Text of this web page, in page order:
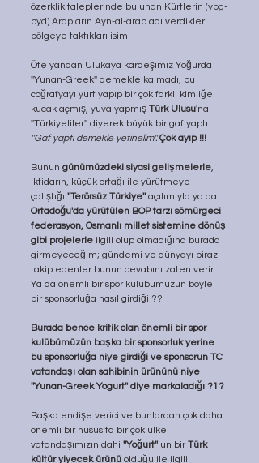
özerklik taleplerinde bulunan Kürtlerin (ypg-
pyd) Arapların Ayn-al-arab adı verdikleri
bölgeye taktıkları isim.
Öte yandan Ulukaya kardeşimiz Yoğurda
''Yunan-Greek'' demekle kalmadı; bu
coğrafyayı yurt yapıp bir çok farklı kimliğe
kucak açmış, yuva yapmış Türk Ulusu'na
''Türkiyeliler'' diyerek büyük bir gaf yaptı.
''Gaf yaptı demekle yetinelim''. Çok ayıp !!!
Bunun günümüzdeki siyasi gelişmelerle,
iktidarın, küçük ortağı ile yürütmeye
çalıştığı ''Terörsüz Türkiye'' açılımıyla ya da
Ortadoğu'da yürütülen BOP tarzı sömürgeci
federasyon, Osmanlı millet sistemine dönüş
gibi projelerle ilgili olup olmadığına burada
girmeyeceğim; gündemi ve dünyayı biraz
takip edenler bunun cevabını zaten verir.
Ya da önemli bir spor kulübümüzün böyle
bir sponsorluğa nasıl girdiği ??
Burada bence kritik olan önemli bir spor
kulübümüzün başka bir sponsorluk yerine
bu sponsorluğa niye girdiği ve sponsorun TC
vatandaşı olan sahibinin ürününü niye
''Yunan-Greek Yogurt'' diye markaladığı ?1?
Başka endişe verici ve bunlardan çok daha
önemli bir husus ta bir çok ülke
vatandaşımızın dahi ''Yoğurt'' un bir Türk
kültür yiyecek ürünü olduğu ile ilgili